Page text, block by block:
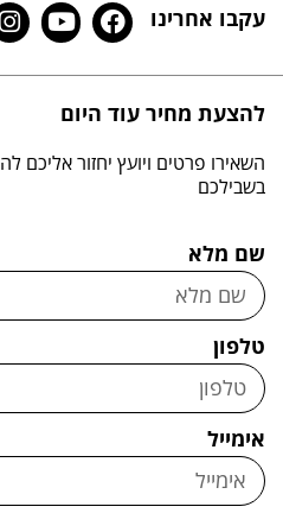
עקבו אחרינו
להצעת מחיר עוד היום
השאירו פרטים ויועץ יחזור
בשבילכם
שם מלא
טלפון
אימייל